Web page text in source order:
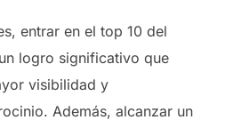
entrar en el top 10 del
logro significativo que
visibilidad y
Además, alcanzar un